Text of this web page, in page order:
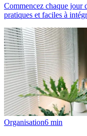
Commencez chaque jour
pratiques et faciles à
Organisation6 min